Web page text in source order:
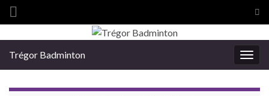
Search for:
Trégor Badminton